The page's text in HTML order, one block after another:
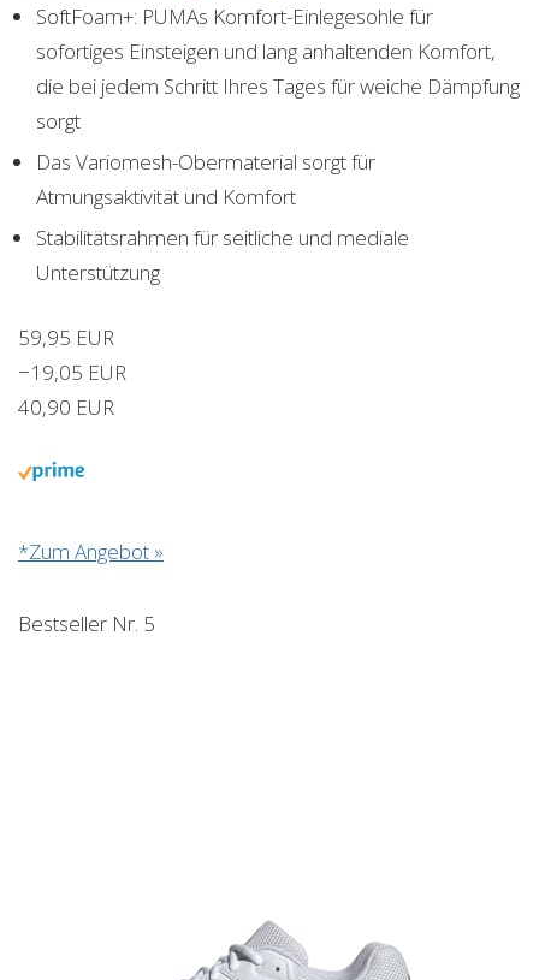
SoftFoam+: PUMAs Komfort-Einlegesohle für
sofortiges Einsteigen und lang anhaltenden Komfort,
die bei jedem Schritt Ihres Tages für weiche Dämpfung
sorgt
Das Variomesh-Obermaterial sorgt für
Atmungsaktivität und Komfort
Stabilitätsrahmen für seitliche und mediale
Unterstützung
59,95 EUR
−19,05 EUR
40,90 EUR
*Zum Angebot »
Bestseller Nr. 5